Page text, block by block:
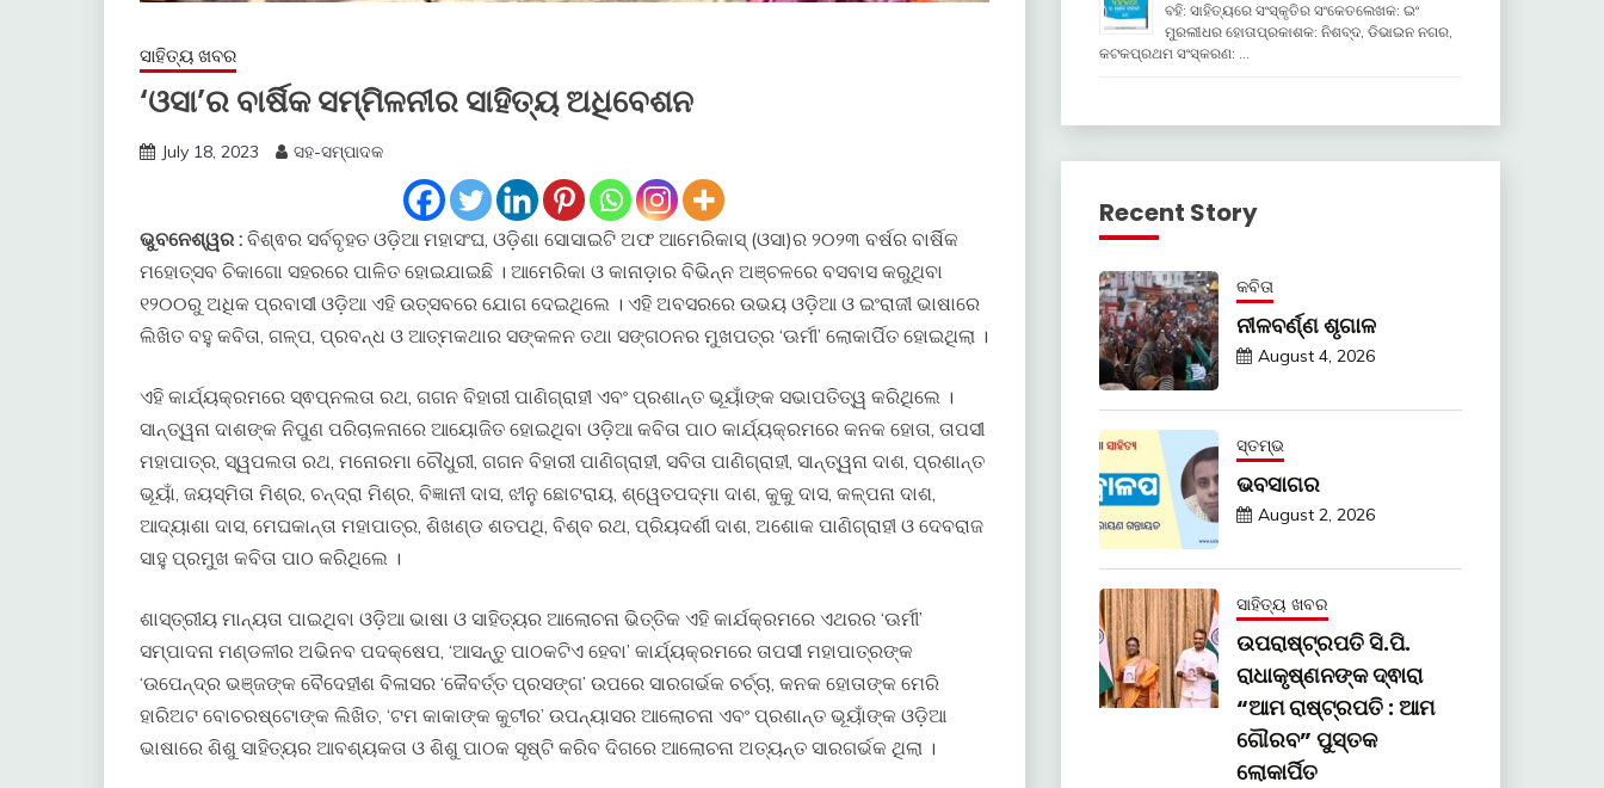
ସାହିତ୍ୟ ଖବର
‘ଓସା’ର ବାର୍ଷିକ ସମ୍ମିଳନୀର ସାହିତ୍ୟ ଅଧିବେଶନ
July 18, 2023 ସହ-ସମ୍ପାଦକ
ଭୁବନେଶ୍ୱର : ବିଶ୍ଵର ସର୍ବବୃହତ ଓଡ଼ିଆ ମହାସଂଘ, ଓଡ଼ିଶା ସୋସାଇଟି ଅଫ ଆମେରିକାସ୍ (ଓସା)ର ୨୦୨୩ ବର୍ଷର ବାର୍ଷିକ
ମହୋତ୍ସବ ଚିକାଗୋ ସହରରେ ପାଳିତ ହୋଇଯାଇଛି । ଆମେରିକା ଓ କାନାଡ଼ାର ବିଭିନ୍ନ ଅଞ୍ଚଳରେ ବସବାସ କରୁଥିବା
୧୨୦୦ରୁ ଅଧିକ ପ୍ରବାସୀ ଓଡ଼ିଆ ଏହି ଉତ୍ସବରେ ଯୋଗ ଦେଇଥିଲେ । ଏହି ଅବସରରେ ଉଭୟ ଓଡ଼ିଆ ଓ ଇଂରାଜୀ ଭାଷାରେ
ଲିଖିତ ବହୁ କବିତା, ଗଳ୍ପ, ପ୍ରବନ୍ଧ ଓ ଆତ୍ମକଥାର ସଙ୍କଳନ ତଥା ସଙ୍ଗଠନର ମୁଖପତ୍ର ‘ଊର୍ମୀ’ ଲୋକାର୍ପିତ ହୋଇଥିଲା ।
ଏହି କାର୍ଯ୍ୟକ୍ରମରେ ସ୍ଵପ୍ନଲତା ରଥ, ଗଗନ ବିହାରୀ ପାଣିଗ୍ରାହୀ ଏବଂ ପ୍ରଶାନ୍ତ ଭୂୟାଁଙ୍କ ସଭାପତିତ୍ୱ କରିଥିଲେ ।
ସାନ୍ତ୍ୱନା ଦାଶଙ୍କ ନିପୁଣ ପରିଚାଳନାରେ ଆୟୋଜିତ ହୋଇଥିବା ଓଡ଼ିଆ କବିତା ପାଠ କାର୍ଯ୍ୟକ୍ରମରେ କନକ ହୋତା, ତାପସୀ
ମହାପାତ୍ର, ସ୍ୱପଲତା ରଥ, ମନୋରମା ଚୌଧୁରୀ, ଗଗନ ବିହାରୀ ପାଣିଗ୍ରାହୀ, ସବିତା ପାଣିଗ୍ରାହୀ, ସାନ୍ତ୍ୱନା ଦାଶ, ପ୍ରଶାନ୍ତ
ଭୂୟାଁ, ଜୟସ୍ମିତା ମିଶ୍ର, ଚନ୍ଦ୍ରା ମିଶ୍ର, ବିଜ୍ଞାନୀ ଦାସ, ଝୀନୁ ଛୋଟରାୟ, ଶ୍ୱେତପଦ୍ମା ଦାଶ, କୁକୁ ଦାସ, କଳ୍ପନା ଦାଶ,
ଆଦ୍ୟାଶା ଦାସ, ମେଘକାନ୍ତା ମହାପାତ୍ର, ଶିଖଣ୍ଡ ଶତପଥି, ବିଶ୍ବ ରଥ, ପ୍ରିୟଦର୍ଶୀ ଦାଶ, ଅଶୋକ ପାଣିଗ୍ରାହୀ ଓ ଦେବରାଜ
ସାହୁ ପ୍ରମୁଖ କବିତା ପାଠ କରିଥିଲେ ।
ଶାସ୍ତ୍ରୀୟ ମାନ୍ୟତା ପାଇଥିବା ଓଡ଼ିଆ ଭାଷା ଓ ସାହିତ୍ୟର ଆଲୋଚନା ଭିତ୍ତିକ ଏହି କାର୍ଯକ୍ରମରେ ଏଥରର ‘ଊର୍ମୀ’
ସମ୍ପାଦନା ମଣ୍ଡଳୀର ଅଭିନବ ପଦକ୍ଷେପ, ‘ଆସନ୍ତୁ ପାଠକଟିଏ ହେବା’ କାର୍ଯ୍ୟକ୍ରମରେ ତାପସୀ ମହାପାତ୍ରଙ୍କ
‘ଉପେନ୍ଦ୍ର ଭଞ୍ଜଙ୍କ ବୈଦେହୀଶ ବିଳାସର ‘କୈବର୍ତ୍ତ ପ୍ରସଙ୍ଗ’ ଉପରେ ସାରଗର୍ଭକ ଚର୍ଚ୍ଚା, କନକ ହୋତାଙ୍କ ମେରି
ହାରିଅଟ ବୋଚରଷ୍ଟୋଙ୍କ ଲିଖିତ, ‘ଟମ କାକାଙ୍କ କୁଟୀର’ ଉପନ୍ୟାସର ଆଲୋଚନା ଏବଂ ପ୍ରଶାନ୍ତ ଭୂୟାଁଙ୍କ ଓଡ଼ିଆ
ଭାଷାରେ ଶିଶୁ ସାହିତ୍ୟର ଆବଶ୍ୟକତା ଓ ଶିଶୁ ପାଠକ ସୃଷ୍ଟି କରିବ ଦିଗରେ ଆଲୋଚନା ଅତ୍ୟନ୍ତ ସାରଗର୍ଭକ ଥିଲା ।
ବହି: ସାହିତ୍ୟରେ ସଂସ୍କୃତିର ସଂକେତଲେଖକ: ଇଂ
ମୁରଲୀଧର ହୋତାପ୍ରକାଶକ: ନିଶବ୍ଦ, ଡିଭାଇନ ନଗର,
କଟକପ୍ରଥମ ସଂସ୍କରଣ: …
Recent Story
କବିତା
ନୀଳବର୍ଣ୍ଣ ଶୃଗାଳ
August 4, 2026
ସ୍ତମ୍ଭ
ଭବସାଗର
August 2, 2026
ସାହିତ୍ୟ ଖବର
ଉପରାଷ୍ଟ୍ରପତି ସି.ପି.
ରାଧାକୃଷ୍ଣନଙ୍କ ଦ୍ଵାରା
“ଆମ ରାଷ୍ଟ୍ରପତି : ଆମ
ଗୌରବ” ପୁସ୍ତକ
ଲୋକାର୍ପିତ